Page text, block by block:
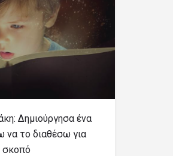
Δημιούργησα ένα
να το διαθέσω για
σκοπό